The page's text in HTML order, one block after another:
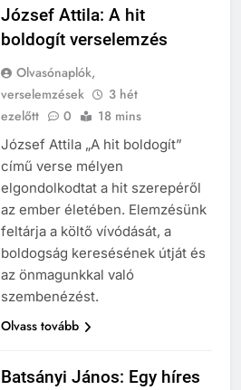
József Attila: A hit
boldogít verselemzés
Olvasónaplók,
verselemzések
3 hét
ezelőtt
0 18 mins
József Attila „A hit boldogít”
című verse mélyen
elgondolkodtat a hit szerepéről
az ember életében. Elemzésünk
feltárja a költő vívódását, a
boldogság keresésének útját és
az önmagunkkal való
szembenézést.
Olvass tovább
Batsányi János: Egy híres